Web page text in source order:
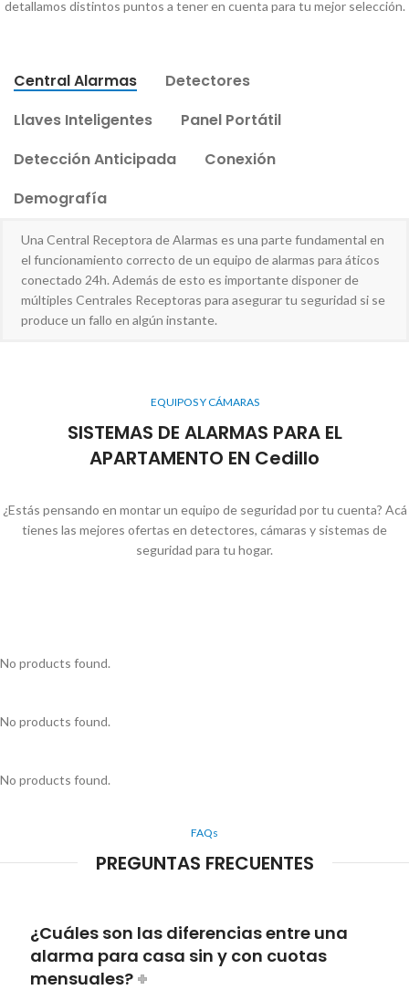
detallamos distintos puntos a tener en cuenta para tu mejor selección.
Central Alarmas
Detectores
Llaves Inteligentes
Panel Portátil
Detección Anticipada
Conexión
Demografía
Una Central Receptora de Alarmas es una parte fundamental en
el funcionamiento correcto de un equipo de alarmas para áticos
conectado 24h. Además de esto es importante disponer de
múltiples Centrales Receptoras para asegurar tu seguridad si se
produce un fallo en algún instante.
EQUIPOS Y CÁMARAS
SISTEMAS DE ALARMAS PARA EL
APARTAMENTO EN Cedillo
¿Estás pensando en montar un equipo de seguridad por tu cuenta? Acá
tienes las mejores ofertas en detectores, cámaras y sistemas de
seguridad para tu hogar.
No products found.
No products found.
No products found.
FAQs
PREGUNTAS FRECUENTES
¿Cuáles son las diferencias entre una
alarma para casa sin y con cuotas
mensuales?